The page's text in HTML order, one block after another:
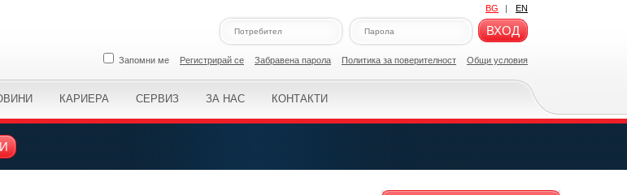
BG | EN
ВХОД
Запомни ме Регистрирай се Забравена парола Политикa за поверителност Общи условия
КАРИЕРА СЕРВИЗ ЗА НАС КОНТАКТИ